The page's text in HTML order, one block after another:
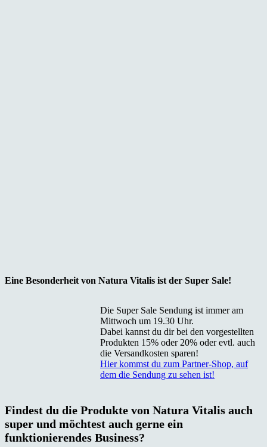
Eine Besonderheit von Natura Vitalis ist der Super Sale!
Die Super Sale Sendung ist immer am
Mittwoch um 19.30 Uhr.
Dabei kannst du dir bei den vorgestellten
Produkten 15% oder 20% oder evtl. auch
die Versandkosten sparen!
Hier kommst du zum Partner-Shop, auf
dem die Sendung zu sehen ist!
Findest du die Produkte von Natura Vitalis auch
super und möchtest auch gerne ein
funktionierendes Business?